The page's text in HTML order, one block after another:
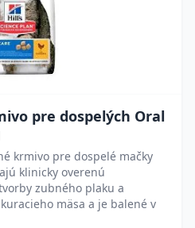
pre dospelých Oral
krmivo pre dospelé mačky
klinicky overenú
zubného plaku a
mäsa a je balené v